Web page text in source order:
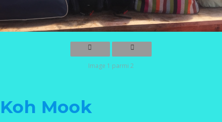
Image 1 parmi 2
Koh Mook